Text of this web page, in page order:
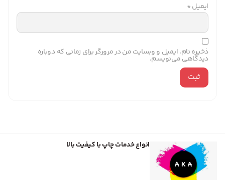
ایمیل*
ذخیره نام، ایمیل و وبسایت من در مرورگر برای زمانی که دوباره
دیدگاهی می‌نویسم.
انواع خدمات چاپ با کیفیت بالا